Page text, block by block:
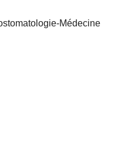
Médecine